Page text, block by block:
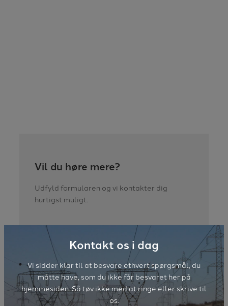
Vil du høre mere?
Udfyld formularen og vi kontakter dig
hurtigst muligt.
Kontakt os i dag
Vi sidder klar til at besvare ethvert spørgsmål, du
måtte have, som du ikke får besvaret her på
hjemmesiden. Så tøv ikke med at ringe eller skrive til
os.